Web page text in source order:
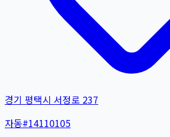
경기 평택시 서정로 237
자동#14110105